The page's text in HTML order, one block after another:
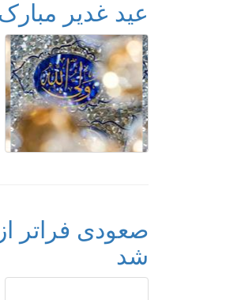
عید غدیر مبارک
صعودی فراتر
شد